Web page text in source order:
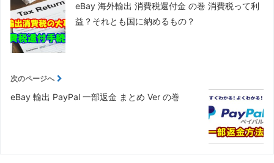
eBay 海外輸出 消費税還付金 の巻 消費税って利
益？それとも国に納めるもの？
次のページへ
eBay 輸出 PayPal 一部返金 まとめ Ver の巻